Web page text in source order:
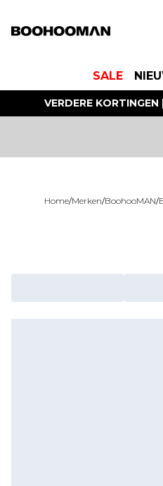
SALE
VERDERE
Home/Merken/BoohooMAN/